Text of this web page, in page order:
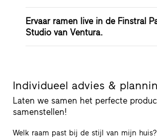
Ervaar ramen live in de Finstral
Studio van Ventura.
Individueel advies &
Laten we samen het perfecte
samenstellen!
Welk raam past bij de stijl van mijn